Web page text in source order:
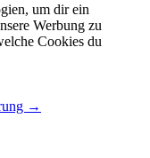
um dir ein
Werbung zu
Cookies du
→